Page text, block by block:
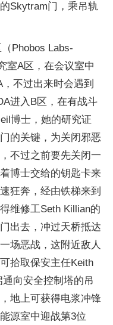
Skytram门，乘吊轨
Phobos Labs-
室A区，在会议室中
不过出来时会遇到
进入B区，在有战斗
博士，她的研究证
的关键，为关闭邪恶
不过之前要先关闭一
博士交给的钥匙卡来
狂奔，经由铁梯来到
维修工Seth Killian的
出去，冲过天桥抵达
场恶战，这附近敌人
拾取保安主任Keith
向安全控制塔的吊
地上可获得电浆冲锋
源室中迎战第3位